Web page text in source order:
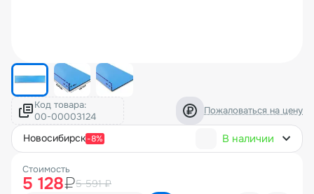
Код товара: Пожаловаться на цену
новосибирск-8% В наличии
Стоимость
5 128₽5 591 ₽